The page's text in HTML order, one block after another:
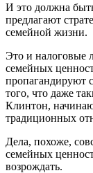
И это должна
предлагают
семейной жизни.
Это и налоговые
семейных
пропагандируют
того, что даже
Клинтон,
традиционных
Дела, похоже,
семейных
возрождать.